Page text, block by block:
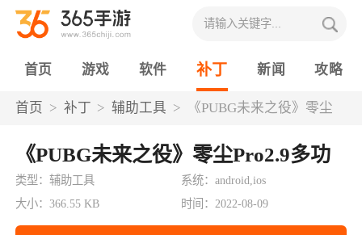
首页 游戏 软件 补丁 新闻 攻略
首页 补丁 辅助工具 《PUBG未来之役》零尘
Pro2.9多功能插件
《PUBG未来之役》零尘Pro2.9多功
能插件
类型：辅助工具
系统：android,ios
大小：366.55 KB
时间：2022-08-09